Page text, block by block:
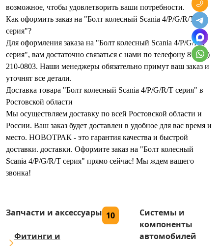
возможное, чтобы удовлетворить ваши потребности.
Как оформить заказ на "Болт колесный Scania 4/P/G/R/T
серия"?
Для оформления заказа на "Болт колесный Scania 4/P/G/R/T
серия", вам достаточно связаться с нами по телефону 8 (863)
210-0803. Наши менеджеры обязательно примут ваш заказ и
уточнят все детали.
Доставка товара "Болт колесный Scania 4/P/G/R/T серия" в
Ростовской области
Мы осуществляем доставку по всей Ростовской области и
России. Ваш заказ будет доставлен в удобное для вас время и
место. НОВОТРАК - это гарантия качества и быстрой
доставки. доставки. Оформите заказ на "Болт колесный
Scania 4/P/G/R/T серия" прямо сейчас! Мы ждем вашего
звонка!
Запчасти и аксессуары 10
Фитинги и
Системы и
компоненты
автомобилей